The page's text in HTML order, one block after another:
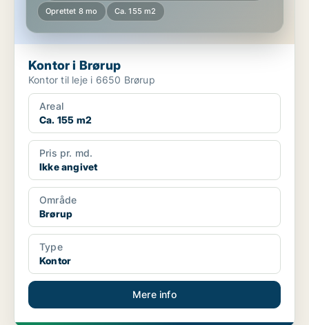
Oprettet 8 mo Ca. 155 m2
Kontor i Brørup
Kontor til leje i 6650 Brørup
Areal
Ca. 155 m2
Pris pr. md.
Ikke angivet
Område
Brørup
Type
Kontor
Mere info